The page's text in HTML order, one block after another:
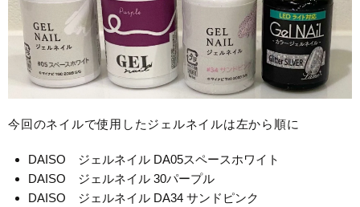
今回のネイルで使用したジェルネイルは左から順に
DAISO ジェルネイル DA05スペースホワイト
DAISO ジェルネイル 30パープル
DAISO ジェルネイル DA34 サンドピンク